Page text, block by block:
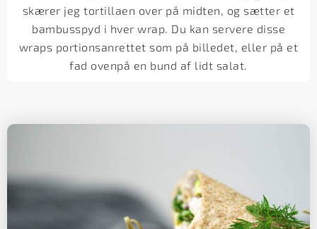
skærer jeg tortillaen over på midten, og sætter et
bambusspyd i hver wrap. Du kan servere disse
wraps portionsanrettet som på billedet, eller på et
fad ovenpå en bund af lidt salat.